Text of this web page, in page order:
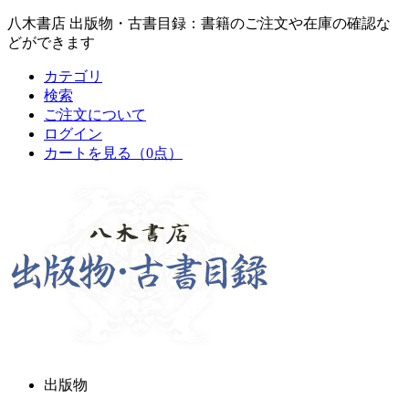
八木書店 出版物・古書目録：書籍のご注文や在庫の確認な
どができます
カテゴリ
検索
ご注文について
ログイン
カートを見る
（0点）
出版物